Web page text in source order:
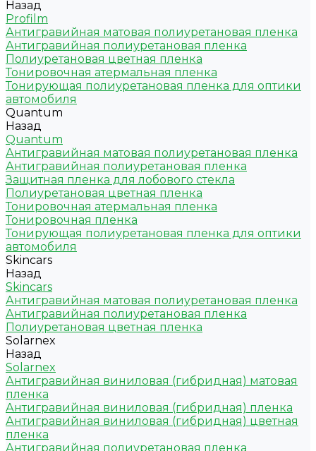
Назад
Profilm
Антигравийная матовая полиуретановая пленка
Антигравийная полиуретановая пленка
Полиуретановая цветная пленка
Тонировочная атермальная пленка
Тонирующая полиуретановая пленка для оптики
автомобиля
Quantum
Назад
Quantum
Антигравийная матовая полиуретановая пленка
Антигравийная полиуретановая пленка
Защитная пленка для лобового стекла
Полиуретановая цветная пленка
Тонировочная атермальная пленка
Тонировочная пленка
Тонирующая полиуретановая пленка для оптики
автомобиля
Skincars
Назад
Skincars
Антигравийная матовая полиуретановая пленка
Антигравийная полиуретановая пленка
Полиуретановая цветная пленка
Solarnex
Назад
Solarnex
Антигравийная виниловая (гибридная) матовая
пленка
Антигравийная виниловая (гибридная) пленка
Антигравийная виниловая (гибридная) цветная
пленка
Антигравийная полиуретановая пленка